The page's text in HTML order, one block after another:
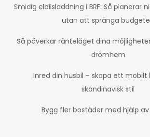
Smidig elbilsladdning i BRF: Så planerar
utan att spränga
Så påverkar ränteläget dina
drömhem
Inred din husbil – skapa ett
skandinavisk stil
Bygg fler bostäder med hjälp av